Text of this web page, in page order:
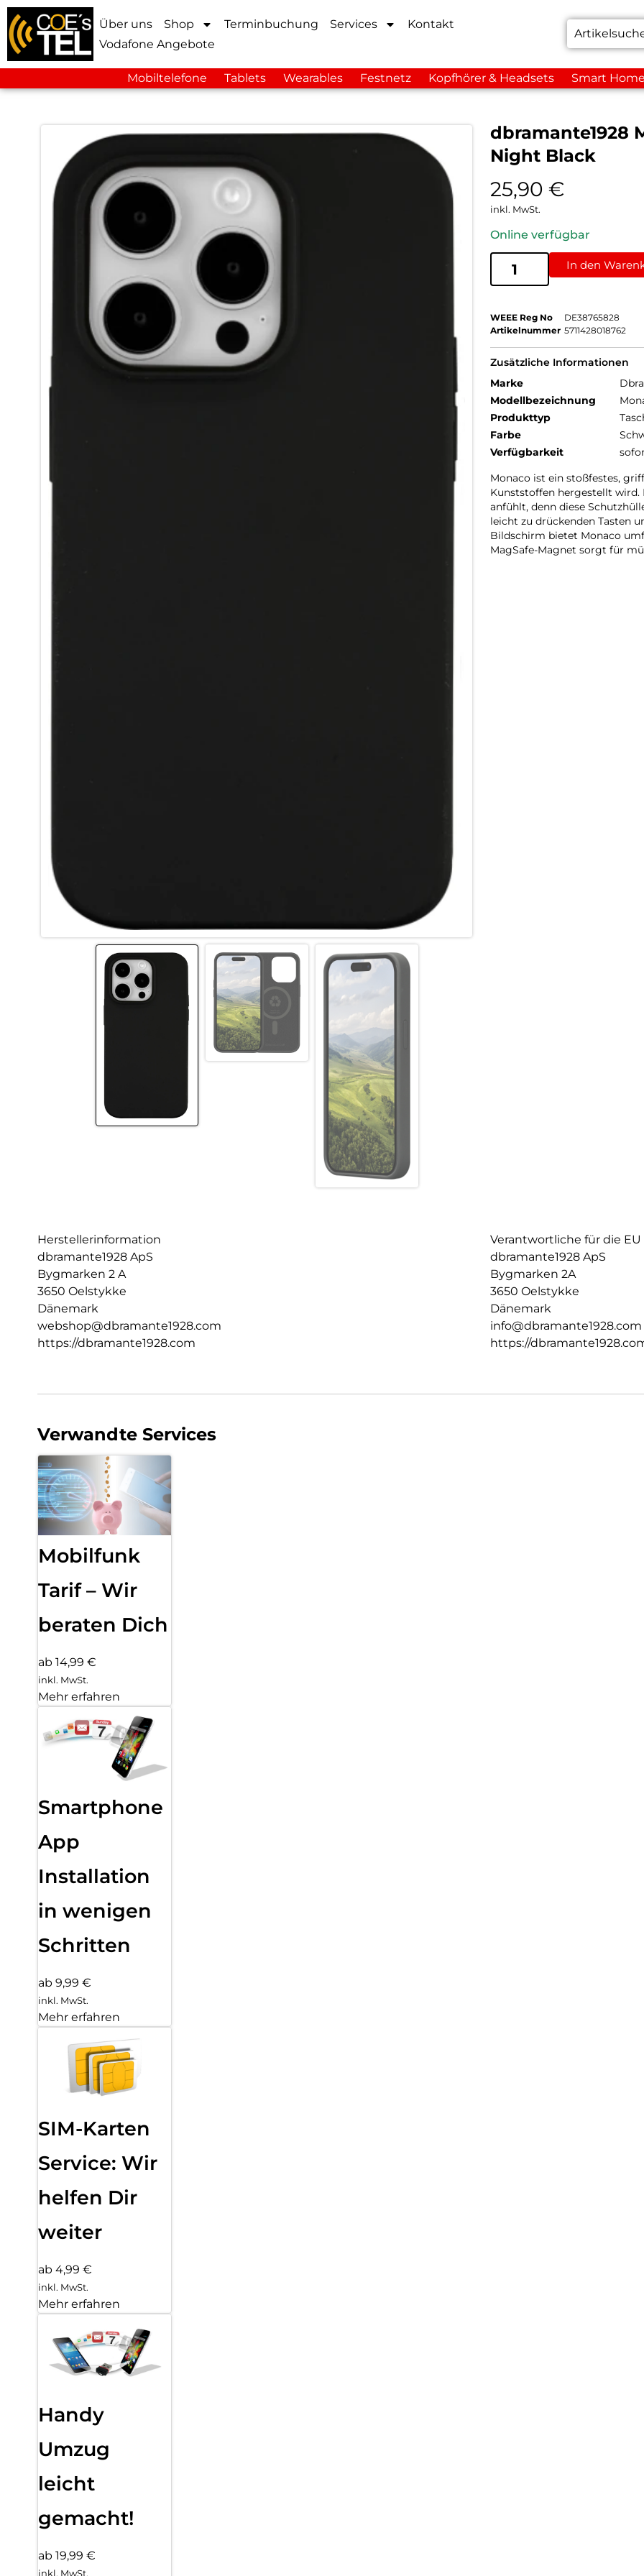
Über uns Shop Terminbuchung Services
Kontakt
Vodafone Angebote
Mobiltelefone Tablets Wearables Festnetz Kopfhörer & Headsets Smart
dbramante1928
Night Black
25,90 €
inkl. MwSt.
Online verfügbar
In den
WEEE Reg No
DE38765828
Artikelnummer 5711428018762
Zusätzliche Informationen
Marke
Modellbezeichnung
Produkttyp
Farbe
Verfügbarkeit
Monaco ist ein stoßfestes,
Kunststoffen hergestellt wird.
anfühlt, denn diese
leicht zu drückenden Tasten
Bildschirm bietet Monaco
MagSafe-Magnet sorgt für
Herstellerinformation
dbramante1928 ApS
Bygmarken 2 A
3650 Oelstykke
Dänemark
webshop@dbramante1928.com
https://dbramante1928.com
Verantwortliche für die EU
dbramante1928 ApS
Bygmarken 2A
3650 Oelstykke
Dänemark
info@dbramante1928.com
https://
Verwandte Services
Mobilfunk
Tarif – Wir
beraten Dich
ab 14,99 €
inkl. MwSt.
Mehr erfahren
Smartphone
App
Installation
in wenigen
Schritten
ab 9,99 €
inkl. MwSt.
Mehr erfahren
SIM-Karten
Service: Wir
helfen Dir
weiter
ab 4,99 €
inkl. MwSt.
Mehr erfahren
Handy
Umzug
leicht
gemacht!
ab 19,99 €
inkl. MwSt.